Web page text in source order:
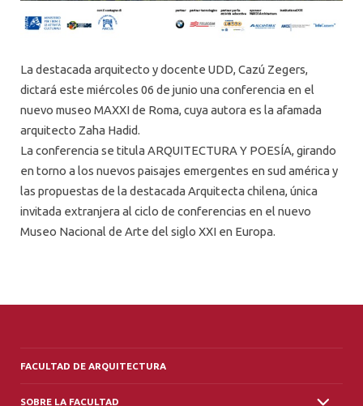
La destacada arquitecto y docente UDD, Cazú Zegers,
dictará este miércoles 06 de junio una conferencia en el
nuevo museo MAXXI de Roma, cuya autora es la afamada
arquitecto Zaha Hadid.
La conferencia se titula ARQUITECTURA Y POESÍA, girando
en torno a los nuevos paisajes emergentes en sud américa y
las propuestas de la destacada Arquitecta chilena, única
invitada extranjera al ciclo de conferencias en el nuevo
Museo Nacional de Arte del siglo XXI en Europa.
FACULTAD DE ARQUITECTURA
SOBRE LA FACULTAD